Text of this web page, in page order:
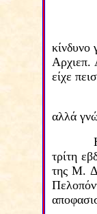
κίνδυνο
Αρχιεπ.
είχε
αλλά
τρίτη
της Μ.